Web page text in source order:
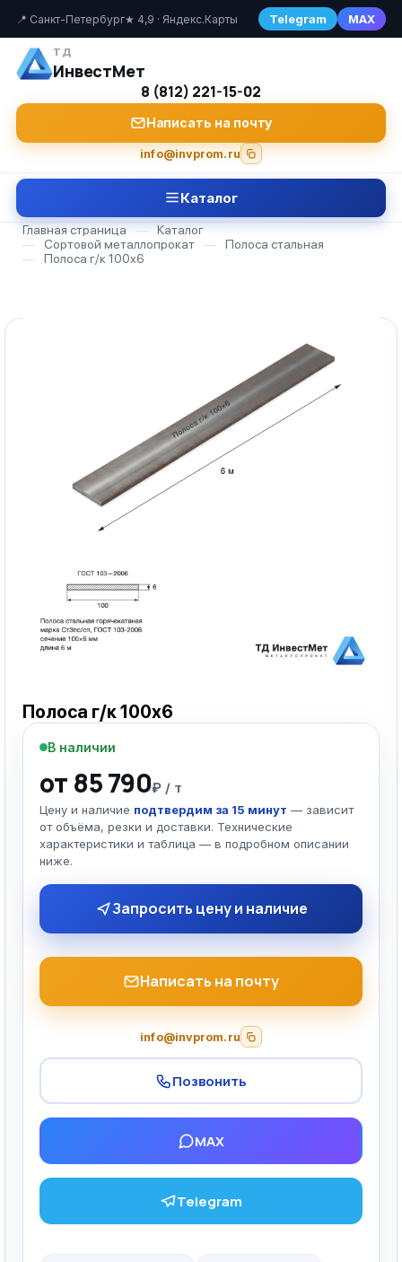
📍 Санкт-Петербург★ 4,9 · Яндекс.Карты Telegram MAX
ТД
ИнвестМет
8 (812) 221-15-02
Написать на почту
info@invprom.ru
Каталог
Главная страница —
Каталог
—
Сортовой металлопрокат —
Полоса стальная
—
Полоса г/к 100х6
Полоса г/к 100х6
В наличии
от 85 790₽ / т
Цену и наличие подтвердим за 15 минут — зависит
от объёма, резки и доставки. Технические
характеристики и таблица — в подробном описании
ниже.
Запросить цену и наличие
Написать на почту
info@invprom.ru
Позвонить
MAX
Telegram